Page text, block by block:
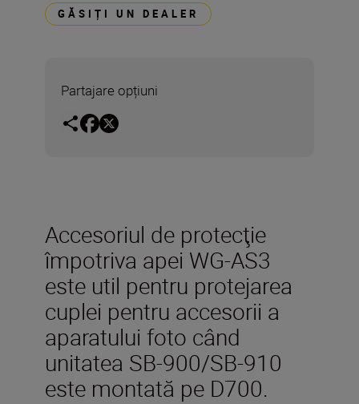
GĂSIȚI UN DEALER
Partajare opțiuni
Accesoriul de protecţie
împotriva apei WG-AS3
este util pentru protejarea
cuplei pentru accesorii a
aparatului foto când
unitatea SB-900/SB-910
este montată pe D700.